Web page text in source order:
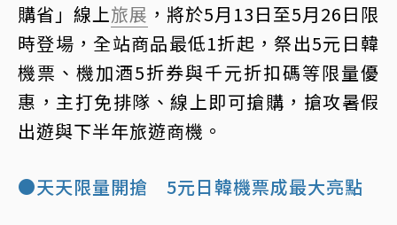
購省」線上旅展 ，將於5月13日至5月26日限
時登場，全站商品最低1折起，祭出5元日韓
機票、機加酒5折券與千元折扣碼等限量優
惠，主打免排隊、線上即可搶購，搶攻暑假
出遊與下半年旅遊商機。
●天天限量開搶 5元日韓機票成最大亮點